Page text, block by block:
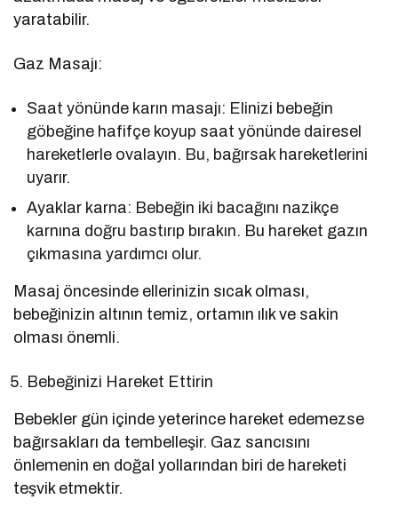
yaratabilir.
Gaz Masajı:
Saat yönünde karın masajı: Elinizi bebeğin
göbeğine hafifçe koyup saat yönünde dairesel
hareketlerle ovalayın. Bu, bağırsak hareketlerini
uyarır.
Ayaklar karna: Bebeğin iki bacağını nazikçe
karnına doğru bastırıp bırakın. Bu hareket gazın
çıkmasına yardımcı olur.
Masaj öncesinde ellerinizin sıcak olması,
bebeğinizin altının temiz, ortamın ılık ve sakin
olması önemli.
Bebeğinizi Hareket Ettirin
Bebekler gün içinde yeterince hareket edemezse
bağırsakları da tembelleşir. Gaz sancısını
önlemenin en doğal yollarından biri de hareketi
teşvik etmektir.